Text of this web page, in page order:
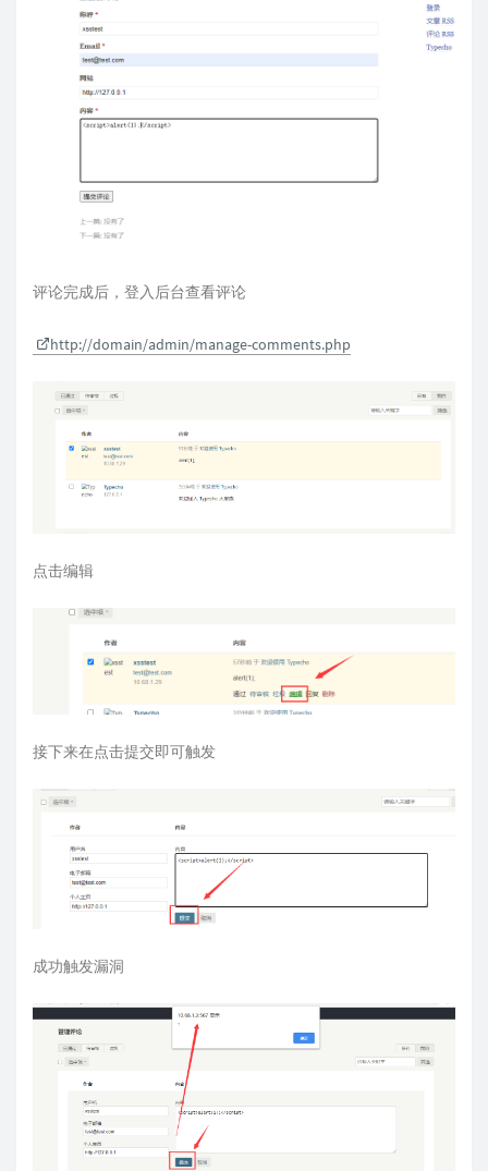
评论完成后，登入后台查看评论
http://domain/admin/manage-comments.php
点击编辑
接下来在点击提交即可触发
成功触发漏洞